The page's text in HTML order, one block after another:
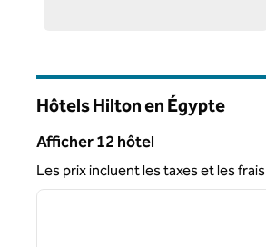
Hôtels Hilton en Égypte
Afficher 12 hôtel
Afficher 12 hôtel
Les prix incluent les taxes et les frais
1 sur 13